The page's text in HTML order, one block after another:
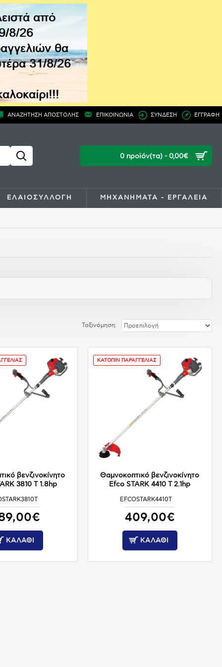
ΑΝΑΖΗΤΗΣΗ ΑΠΟΣΤΟΛΗΣ ΕΠΙΚΟΙΝΩΝΙΑ ΣΥΝΔΕΣΗ ΕΓΓΡΑΦΗ
0 προϊόν(τα) - 0,00€
ΕΛΑΙΟΣΥΛΛΟΓΗ ΜΗΧΑΝΗΜΑΤΑ - ΕΡΓΑΛΕΙΑ
Ταξινόμηση:
βενζινοκίνητο
3810 T 1.8hp
ΚΑΛΆΘΙ
ΚΑΤΟΠΙΝ ΠΑΡΑΓΓΕΛΙΑΣ
EFCOSTARK4410T
Θαμνοκοπτικό βενζινοκίνητο
Efco STARK 4410 T 2.1hp
409,00€
ΚΑΛΆΘΙ